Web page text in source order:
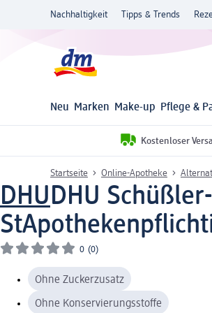
Nachhaltigkeit Tipps & Trends
Neu Marken Make-up Pflege &
Kostenloser
Startseite Online-Apotheke
DHUDHU
St
0 (0)
Ohne Zuckerzusatz
Ohne Konservierungsstoffe